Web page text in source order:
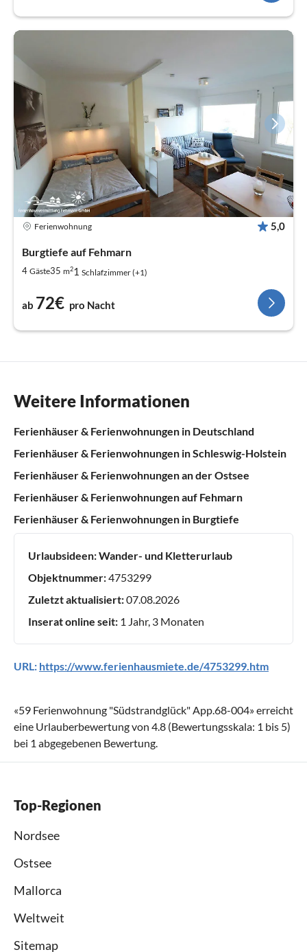
Ferienwohnung 5,0
Burgtiefe auf Fehmarn
4 Gäste35 m21 Schlafzimmer (+1)
ab 72€ pro Nacht
Weitere Informationen
Ferienhäuser & Ferienwohnungen in Deutschland
Ferienhäuser & Ferienwohnungen in Schleswig-Holstein
Ferienhäuser & Ferienwohnungen an der Ostsee
Ferienhäuser & Ferienwohnungen auf Fehmarn
Ferienhäuser & Ferienwohnungen in Burgtiefe
Urlaubsideen:Wander- und Kletterurlaub
Objektnummer:4753299
Zuletzt aktualisiert:07.08.2026
Inserat online seit: 1 Jahr, 3 Monaten
URL: https://www.ferienhausmiete.de/4753299.htm
«59 Ferienwohnung "Südstrandglück" App.68-004» erreicht
eine Urlauberbewertung von 4.8 (Bewertungsskala: 1 bis 5)
bei 1 abgegebenen Bewertung.
Top-Regionen
Nordsee
Ostsee
Mallorca
Weltweit
Sitemap